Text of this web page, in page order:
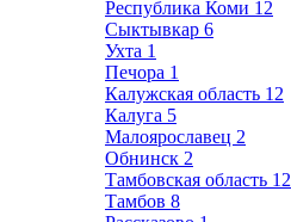
Республика Коми 12
Сыктывкар 6
Ухта 1
Печора 1
Калужская область 12
Калуга 5
Малоярославец 2
Обнинск 2
Тамбовская область 12
Тамбов 8